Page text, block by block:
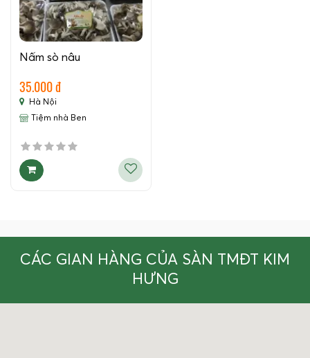
Nấm sò nâu
35.000 đ
Hà Nội
Tiệm nhà Ben
CÁC GIAN HÀNG CỦA SÀN TMĐT KIM
HƯNG